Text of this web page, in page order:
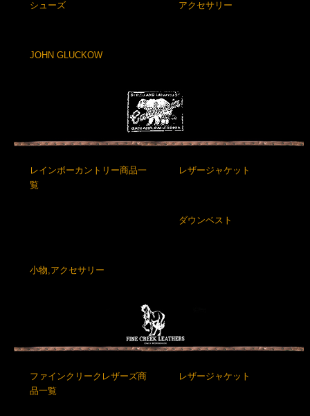
シューズ アクセサリー
JOHN GLUCKOW
レインボーカントリー商品一
覧
レザージャケット
ダウンベスト
小物,アクセサリー
ファインクリークレザーズ商
品一覧
レザージャケット